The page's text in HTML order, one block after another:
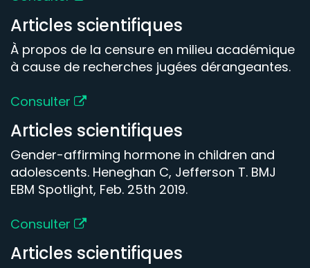
Articles scientifiques
À propos de la censure en milieu académique
à cause de recherches jugées dérangeantes.
Consulter
Articles scientifiques
Gender-affirming hormone in children and
adolescents. Heneghan C, Jefferson T. BMJ
EBM Spotlight, Feb. 25th 2019.
Consulter
Articles scientifiques